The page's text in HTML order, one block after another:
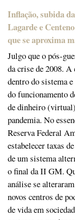
Inflação, subida
Lagarde e
que se aproxima
Julgo que o pós-
da crise de 2008.
dentro do sistema
do funcionamento
de dinheiro
pandemia. No
Reserva Federal
estabelecer taxas
de um sistema
o final da II GM.
análise se
novos centros de
de vida em